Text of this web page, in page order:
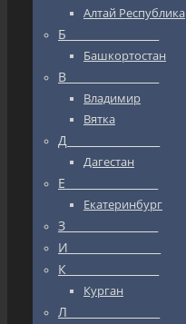
Алтай Республика
Б_________________
Башкортостан
В_________________
Владимир
Вятка
Д_________________
Дагестан
Е_________________
Екатеринбург
З_________________
И_________________
К_________________
Курган
Л_________________